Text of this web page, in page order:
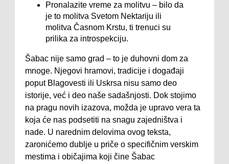
Pronalazite vreme za molitvu – bilo da
je to molitva Svetom Nektariju ili
molitva Časnom Krstu, ti trenuci su
prilika za introspekciju.
Šabac nije samo grad – to je duhovni dom za
mnoge. Njegovi hramovi, tradicije i događaji
poput Blagovesti ili Uskrsa nisu samo deo
istorije, već i deo naše sadašnjosti. Dok stojimo
na pragu novih izazova, možda je upravo vera ta
koja će nas podsetiti na snagu zajedništva i
nade. U narednim delovima ovog teksta,
zaronićemo dublje u priče o specifičnim verskim
mestima i običajima koji čine Šabac